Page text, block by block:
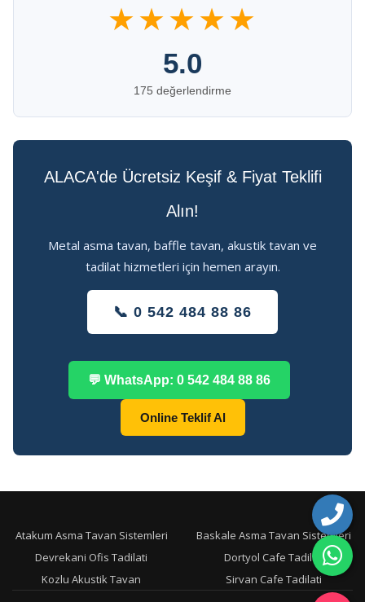
★★★★★
5.0
175 değerlendirme
ALACA'de Ücretsiz Keşif & Fiyat Teklifi
Alın!
Metal asma tavan, baffle tavan, akustik tavan ve
tadilat hizmetleri için hemen arayın.
📞 0 542 484 88 86
💬 WhatsApp: 0 542 484 88 86
Online Teklif Al
Atakum Asma Tavan Sistemleri
Baskale Asma Tavan Sistemleri
Devrekani Ofis Tadilati
Dortyol Cafe Tadilati
Kozlu Akustik Tavan
Sirvan Cafe Tadilati